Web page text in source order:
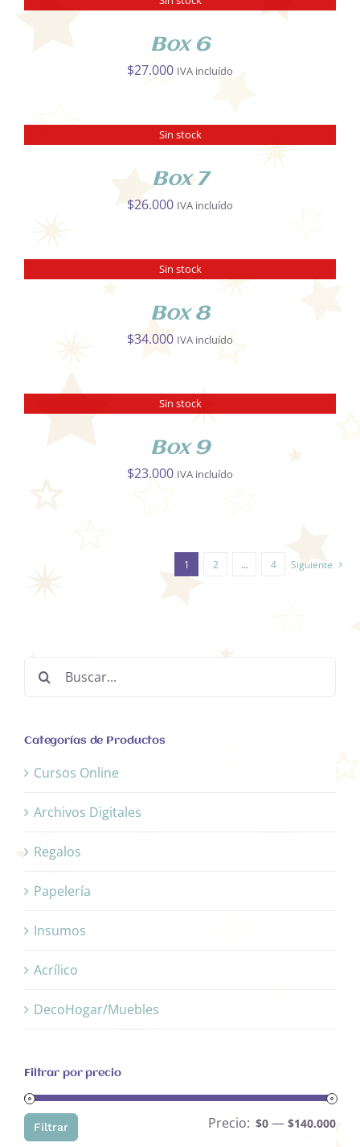
Box 6
$27.000 IVA incluído
Sin stock
Box 7
$26.000 IVA incluído
Sin stock
Box 8
$34.000 IVA incluído
Sin stock
Box 9
$23.000 IVA incluído
1 2 … 4 Siguiente
Buscar:
Categorías de Productos
Cursos Online
Archivos Digitales
Regalos
Papelería
Insumos
Acrílico
DecoHogar/Muebles
Filtrar por precio
Filtrar Precio: $0 — $140.000